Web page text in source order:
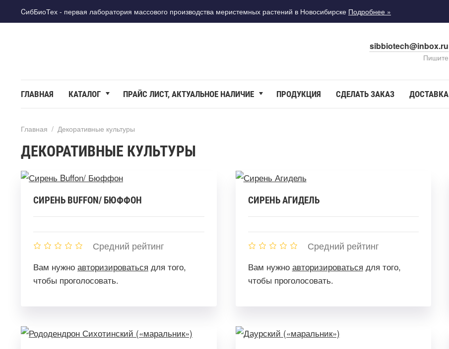
CибБиоТех - первая лаборатория массового производства меристемных растений в Новосибирске Подробнее »
sibbiotech@inbox.ru
Пишите
ГЛАВНАЯ КАТАЛОГ ПРАЙС ЛИСТ, АКТУАЛЬНОЕ НАЛИЧИЕ ПРОДУКЦИЯ СДЕЛАТЬ ЗАКАЗ ДОСТАВКА
Главная / Декоративные культуры
ДЕКОРАТИВНЫЕ КУЛЬТУРЫ
СИРЕНЬ BUFFON/ БЮФФОН
Средний рейтинг
Вам нужно авторизироваться для того,
чтобы проголосовать.
СИРЕНЬ АГИДЕЛЬ
Средний рейтинг
Вам нужно авторизироваться для того,
чтобы проголосовать.